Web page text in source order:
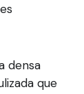
densa
que